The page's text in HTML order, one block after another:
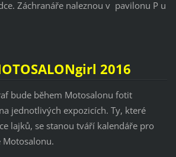
Záchranáře naleznou v pavilonu P u
2016
bude během Motosalonu fotit
jednotlivých expozicích. Ty, které
lajků, se stanou tváří kalendáře pro
Motosalonu.